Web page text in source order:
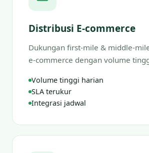
Distribusi E-commerce
Dukungan first-mile & middle-
e-commerce dengan volume
Volume tinggi harian
SLA terukur
Integrasi jadwal